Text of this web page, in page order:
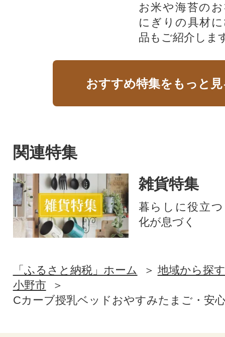
お米や海苔の
にぎりの具材
品もご紹介しま
おすすめ特集をもっと
関連特集
雑貨特集
暮らしに役立
化が息づく
「ふるさと納税」ホーム
地域から探す
小野市
Cカーブ授乳ベッドおやすみたまご・安